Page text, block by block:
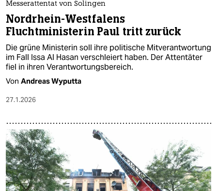
Messerattentat von Solingen
Nordrhein-Westfalens
Fluchtministerin Paul tritt zurück
Die grüne Ministerin soll ihre politische Mitverantwortung
im Fall Issa Al Hasan verschleiert haben. Der Attentäter
fiel in ihren Verantwortungsbereich.
Von Andreas Wyputta
27.1.2026